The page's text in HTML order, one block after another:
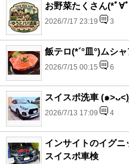
お野菜たくさん(*ﾟ∀
2026/7/17 23:19 3
飯テロ(*´°皿°)ムシ
2026/7/15 00:15 6
2026/7/13 17:09 4
インサイトのイグニ
スイスポ車検